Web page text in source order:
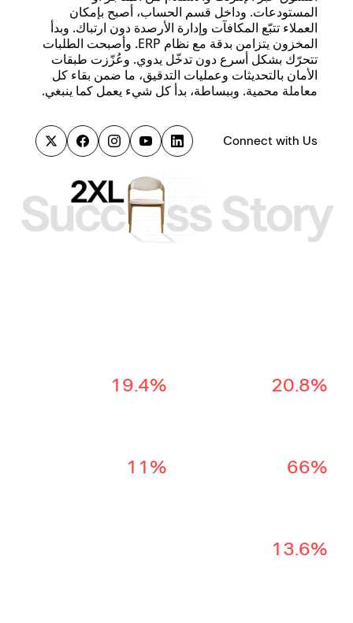
المستودعات. وداخل قسم الحساب، أصبح بإمكان
العملاء تتبّع المكافآت وإدارة الأرصدة دون ارتباك. وبدأ
المخزون يتزامن بدقة مع نظام ERP. وأصبحت الطلبات
تتحرّك بشكل أسرع دون تدخّل يدوي. وعُزّزت طبقات
الأمان بالتحديثات وعمليات التدقيق، ما ضمن بقاء كل
معاملة محمية. وببساطة، بدأ كل شيء يعمل كما ينبغي.
Connect with Us
20.8%
19.4%
66%
11%
13.6%